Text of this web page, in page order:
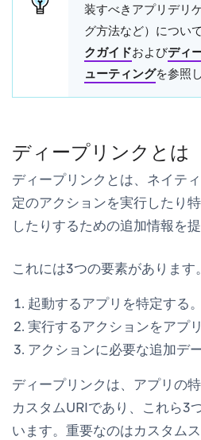
装すべきアプリデリ
グ方法など）について
クガイドおよびディ
ューティングを参照
ディープリンクとは
ディープリンクとは、ネイテ
定のアクションを実行したり
したりするための追加情報を
これには3つの要素があります。
起動するアプリを特定する。
実行するアクションをアプ
アクションに必要な追加デ
ディープリンクは、アプリの
カスタムURIであり、これら3
います。重要なのはカスタム